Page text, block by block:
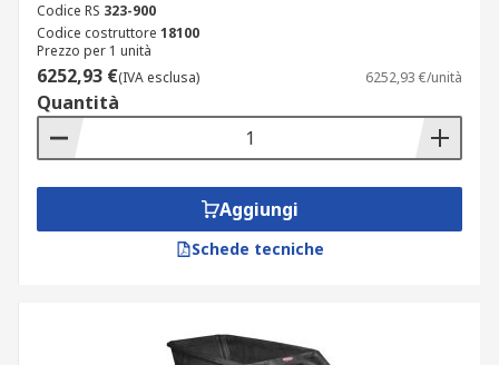
Codice RS 323-900
Codice costruttore 18100
Prezzo per 1 unità
6252,93 €(IVA esclusa) 6252,93 €/unità
Quantità
Aggiungi
Schede tecniche